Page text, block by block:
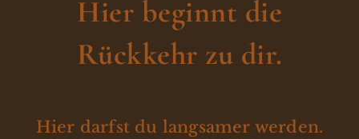
Hier beginnt die
Rückkehr zu dir.
Hier darfst du langsamer werden.